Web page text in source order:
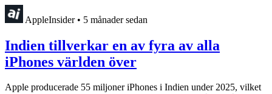
AppleInsider • 5 månader sedan
Indien tillverkar en av fyra av alla
iPhones världen över
Apple producerade 55 miljoner iPhones i Indien under 2025, vilket